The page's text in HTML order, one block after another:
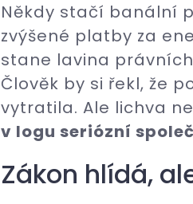
Někdy stačí banální
zvýšené platby za
stane lavina
Člověk by si řekl, že
vytratila. Ale lichva
v logu seriózní
Zákon hlídá,